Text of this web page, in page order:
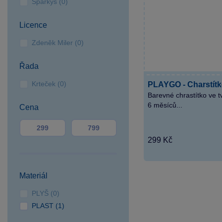
SPARKYS Karlovy Vary
SPARKYS Liberec OC
Plaza
Haná
Breda&Weinstein
SPARKYS Ostrava
Forum Nová Karolina
SPARKYS Pardubice OC
SPARKYS Plzeň OC
Plaza
Licence
Zdeněk Miler (0)
Řada
Krteček (0)
Cena
Materiál
PLYŠ (0)
PLAST (1)
PLAYGO -
Barevné chrastítko ve
6 měsíců...
299 Kč